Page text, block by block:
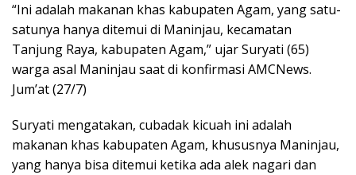
“Ini adalah makanan khas kabupaten Agam, yang satu-
satunya hanya ditemui di Maninjau, kecamatan
Tanjung Raya, kabupaten Agam,” ujar Suryati (65)
warga asal Maninjau saat di konfirmasi AMCNews.
Jum’at (27/7)
Suryati mengatakan, cubadak kicuah ini adalah
makanan khas kabupaten Agam, khususnya Maninjau,
yang hanya bisa ditemui ketika ada alek nagari dan